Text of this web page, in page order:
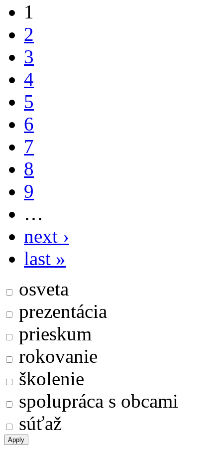
1
2
3
4
5
6
7
8
9
…
next ›
last »
osveta
prezentácia
prieskum
rokovanie
školenie
spolupráca s obcami
súťaž